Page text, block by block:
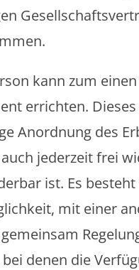
kann zum
errichten.
Anordnung des
jederzeit frei
ist. Es
mit einer
denen die